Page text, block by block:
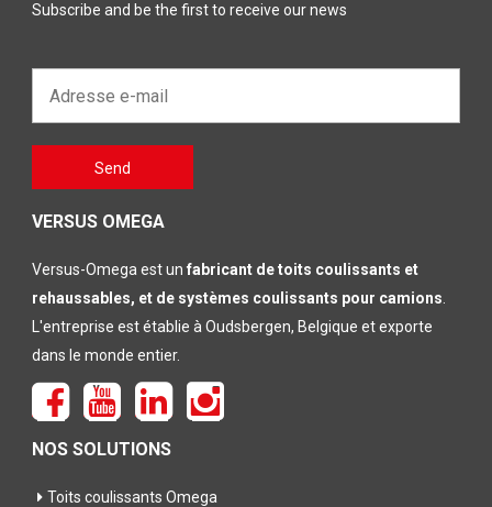
Subscribe and be the first to receive our news
mail*
laten
Send
VERSUS OMEGA
Versus-Omega est un fabricant de toits coulissants et
rehaussables, et de systèmes coulissants pour camions
L'entreprise est établie à Oudsbergen, Belgique et exporte
dans le monde entier.
NOS SOLUTIONS
Toits coulissants Omega